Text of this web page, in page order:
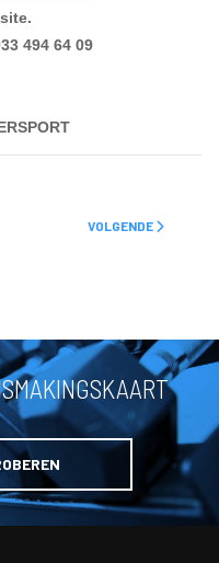
494 64 09
VOLGENDE ARTIKEL:
VOLGENDE